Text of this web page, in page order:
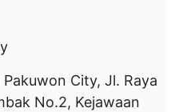
City, Jl. Raya
No.2, Kejawaan